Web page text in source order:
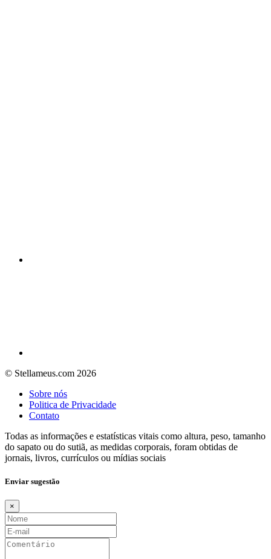
© Stellameus.com 2026
Sobre nós
Politica de Privacidade
Contato
Todas as informações e estatísticas vitais como altura, peso, tamanho
do sapato ou do sutiã, as medidas corporais, foram obtidas de
jornais, livros, currículos ou mídias sociais
Enviar sugestão
×